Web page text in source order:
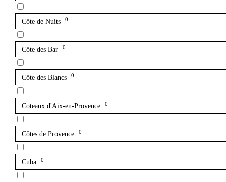
Côte de Nuits 0
Côte des Bar 0
Côte des Blancs 0
Coteaux d'Aix-en-Provence 0
Côtes de Provence 0
Cuba 0